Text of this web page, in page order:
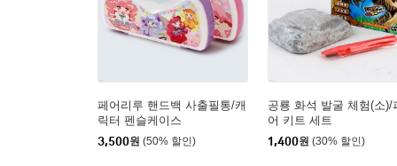
페어리루 핸드백 사출필통/캐
릭터 펜슬케이스
3,500원 (50% 할인)
공룡 화석 발굴 체험(소)/
어 키트 세트
1,400원 (30% 할인)